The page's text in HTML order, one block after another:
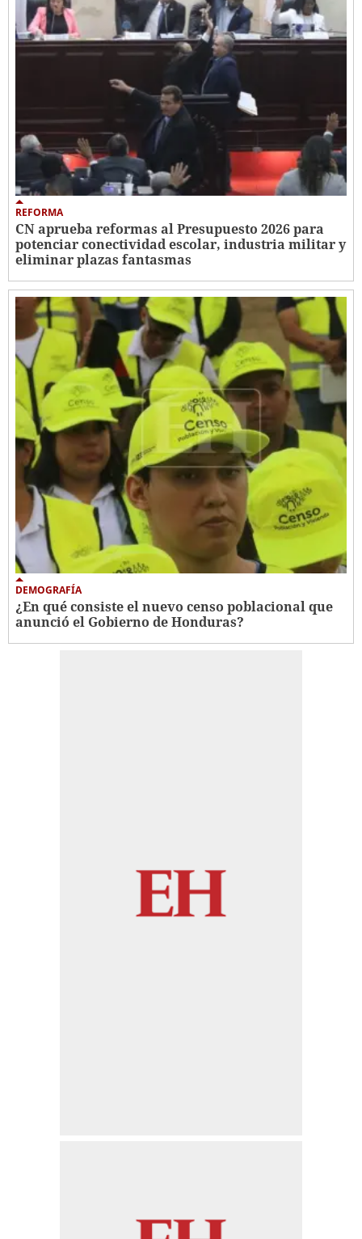
REFORMA
CN aprueba reformas al Presupuesto 2026 para
potenciar conectividad escolar, industria militar y
eliminar plazas fantasmas
DEMOGRAFÍA
¿En qué consiste el nuevo censo poblacional que
anunció el Gobierno de Honduras?